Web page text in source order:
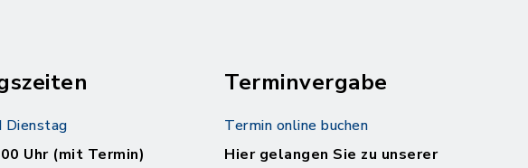
Dienstag
Uhr (mit Termin)
Terminvergabe
Termin online buchen
Hier gelangen Sie zu unserer